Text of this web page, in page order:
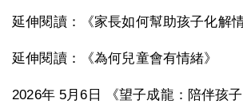
延伸閱讀：《家長如何幫助孩子化解情
延伸閱讀：《為何兒童會有情緒》
2026年 5月6日 《望子成龍：陪伴孩子